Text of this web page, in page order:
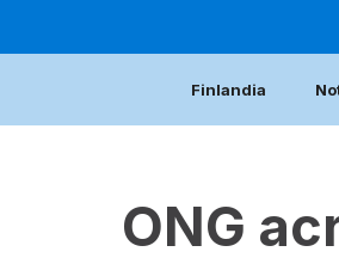
Finlandia
ONG